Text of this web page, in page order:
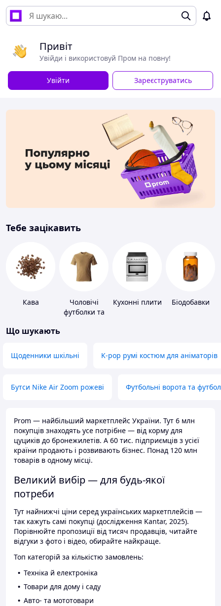
Привіт
Увійди і використовуй Пром на повну!
Увійти Зареєструватись
Тебе зацікавить
Кава
Чоловічі
футболки та
Кухонні плити Біодобавки
Що шукають
Щоденники шкільні K-pop румі костюм для аніматорів
Бутси Nike Air Zoom рожеві Футбольні ворота та
Prom — найбільший маркетплейс України. Тут 6 млн
покупців знаходять усе потрібне — від корму для
цуциків до бронежилетів. А 60 тис. підприємців з усієї
країни продають і розвивають бізнес. Понад 120 млн
товарів в одному місці.
Великий вибір — для будь-якої
потреби
Тут найнижчі ціни серед українських маркетплейсів —
так кажуть самі покупці (дослідження Kantar, 2025).
Порівнюйте пропозиції від тисяч продавців, читайте
відгуки з фото і відео, обирайте найкраще.
Топ категорій за кількістю замовлень:
Техніка й електроніка
Товари для дому і саду
Авто- та мототовари